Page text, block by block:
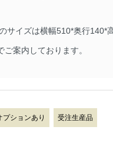
サイズは横幅510*奥行
案内しております。
プションあり 受注生産品